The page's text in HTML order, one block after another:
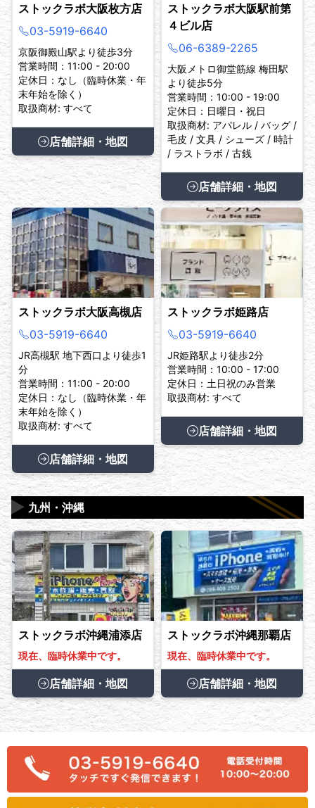
ストックラボ大阪枚方店
03-5919-6640
京阪御殿山駅より徒歩3分
営業時間：11:00 - 20:00
定休日：なし（臨時休業・年
末年始を除く）
取扱商材: すべて
店舗詳細・地図
ストックラボ大阪駅前第
４ビル店
06-6389-2265
大阪メトロ御堂筋線 梅田駅
より徒歩5分
営業時間：10:00 - 19:00
定休日：日曜日・祝日
取扱商材: アパレル / バッグ /
毛皮 / 文具 / シューズ / 時計
/ ラストラボ / 古銭
店舗詳細・地図
ストックラボ大阪高槻店
03-5919-6640
JR高槻駅 地下西口より徒歩1
分
営業時間：11:00 - 20:00
定休日：なし（臨時休業・年
末年始を除く）
取扱商材: すべて
店舗詳細・地図
ストックラボ姫路店
03-5919-6640
JR姫路駅より徒歩2分
営業時間：10:00 - 17:00
定休日：土日祝のみ営業
取扱商材: すべて
店舗詳細・地図
九州・沖縄
▶
ストックラボ沖縄浦添店
現在、臨時休業中です。
店舗詳細・地図
ストックラボ沖縄那覇店
現在、臨時休業中です。
店舗詳細・地図